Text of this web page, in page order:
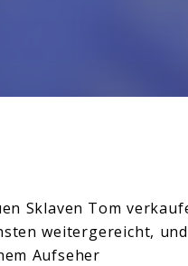
Sklaven Tom
weitergereicht, und
Aufseher